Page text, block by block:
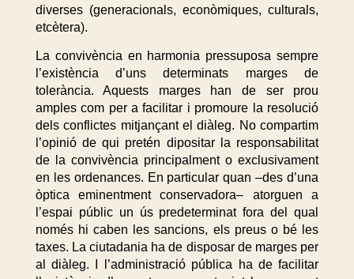
diverses (generacionals, econòmiques, culturals,
etcètera).
La convivència en harmonia pressuposa sempre
l’existència d’uns determinats marges de
tolerància. Aquests marges han de ser prou
amples com per a facilitar i promoure la resolució
dels conflictes mitjançant el diàleg. No compartim
l’opinió de qui pretén dipositar la responsabilitat
de la convivència principalment o exclusivament
en les ordenances. En particular quan –des d’una
òptica eminentment conservadora– atorguen a
l’espai públic un ús predeterminat fora del qual
només hi caben les sancions, els preus o bé les
taxes. La ciutadania ha de disposar de marges per
al diàleg. I l’administració pública ha de facilitar